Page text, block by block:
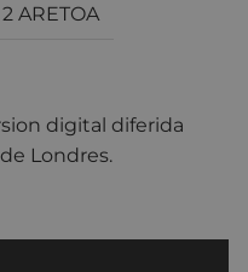
ARETOA
digital diferida
Londres.